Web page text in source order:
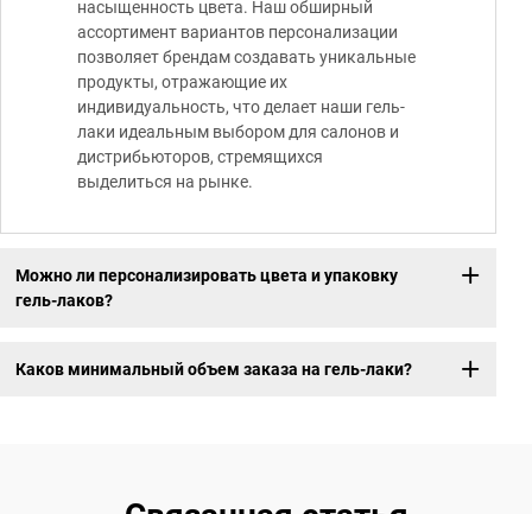
насыщенность цвета. Наш обширный
ассортимент вариантов персонализации
позволяет брендам создавать уникальные
продукты, отражающие их
индивидуальность, что делает наши гель-
лаки идеальным выбором для салонов и
дистрибьюторов, стремящихся
выделиться на рынке.
Можно ли персонализировать цвета и упаковку
гель-лаков?
Каков минимальный объем заказа на гель-лаки?